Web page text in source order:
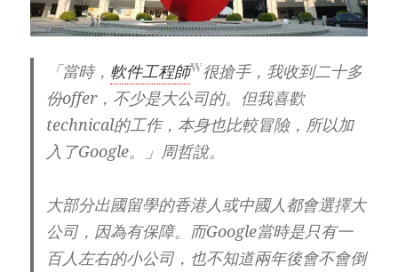
「當時， 軟件工程師W很搶手，我收到二十多
份offer，不少是大公司的。但我喜歡
technical的工作，本身也比較冒險，所以加
入了Google。」周哲說。
大部分出國留學的香港人或中國人都會選擇大
公司，因為有保障。而Google當時是只有一
百人左右的小公司，也不知道兩年後會不會倒